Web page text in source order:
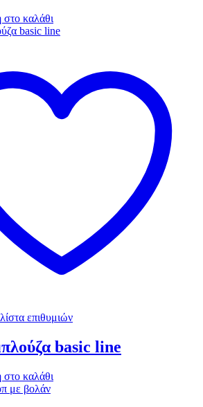
καλάθι
επιθυμιών
basic line
καλάθι